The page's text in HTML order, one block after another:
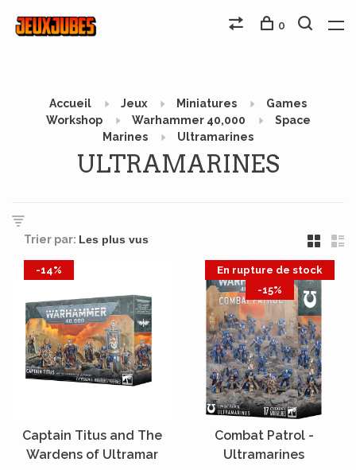
0
Accueil Jeux Miniatures
Games
Workshop
Warhammer 40,000
Space
Marines
Ultramarines
ULTRAMARINES
Trier par:
-14%
Captain Titus and The
Wardens of Ultramar
En rupture de stock
-15%
Combat Patrol -
Ultramarines